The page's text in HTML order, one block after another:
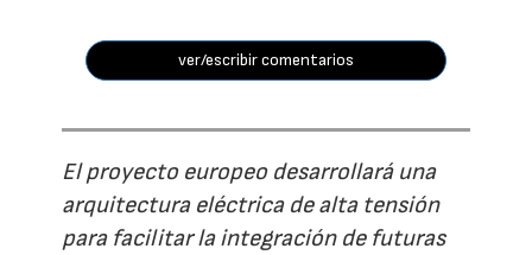
ver/escribir comentarios
El proyecto europeo desarrollará una
arquitectura eléctrica de alta tensión
para facilitar la integración de futuras